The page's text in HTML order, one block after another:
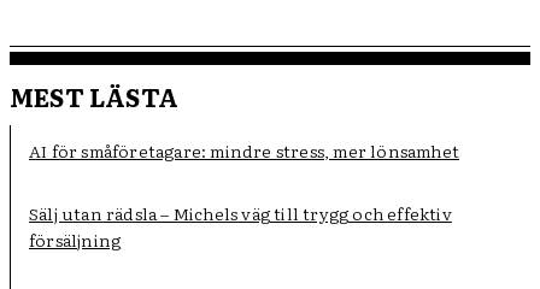
MEST LÄSTA
AI för småföretagare: mindre stress, mer lönsamhet
Sälj utan rädsla – Michels väg till trygg och effektiv
försäljning